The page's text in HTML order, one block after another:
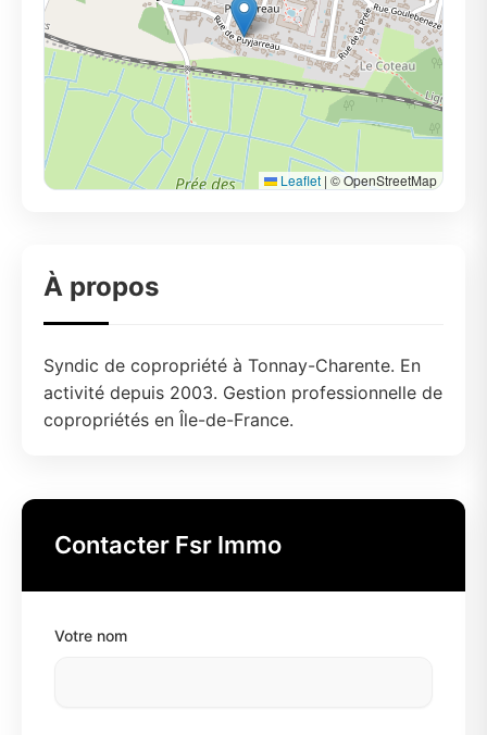
Leaflet | © OpenStreetMap
À propos
Syndic de copropriété à Tonnay-Charente. En
activité depuis 2003. Gestion professionnelle de
copropriétés en Île-de-France.
Contacter Fsr Immo
Votre nom